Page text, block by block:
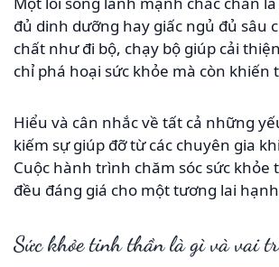
đủ dinh dưỡng hay giấc ngủ đủ sâu
chất như đi bộ, chạy bộ giúp cải
chỉ phá hoại sức khỏe mà còn
Hiểu và cân nhắc về tất cả những
kiếm sự giúp đỡ từ các chuyên gia
Cuộc hành trình chăm sóc sức
đều đáng giá cho một tương lai
Sức khỏe tinh thần là gì và vai